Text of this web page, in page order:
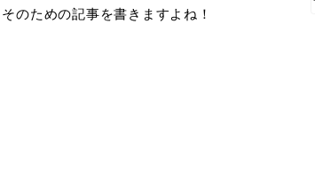
そのための記事を書きますよね！